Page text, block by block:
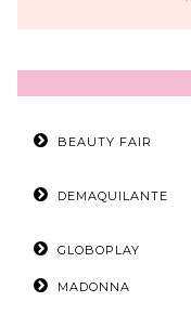
BEAUTY FAIR
DEMAQUILANTE
GLOBOPLAY
MADONNA